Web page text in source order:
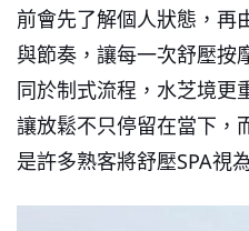
前會先了解個人狀態，再
與節奏，讓每一次舒壓按
同於制式流程，水芝境更
讓放鬆不只停留在當下，
是許多熟客將舒壓SPA視